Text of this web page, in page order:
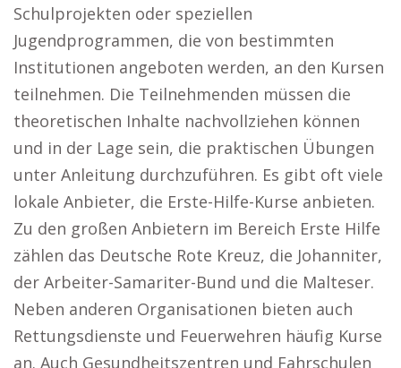
Schulprojekten oder speziellen
Jugendprogrammen, die von bestimmten
Institutionen angeboten werden, an den Kursen
teilnehmen. Die Teilnehmenden müssen die
theoretischen Inhalte nachvollziehen können
und in der Lage sein, die praktischen Übungen
unter Anleitung durchzuführen. Es gibt oft viele
lokale Anbieter, die Erste-Hilfe-Kurse anbieten.
Zu den großen Anbietern im Bereich Erste Hilfe
zählen das Deutsche Rote Kreuz, die Johanniter,
der Arbeiter-Samariter-Bund und die Malteser.
Neben anderen Organisationen bieten auch
Rettungsdienste und Feuerwehren häufig Kurse
an. Auch Gesundheitszentren und Fahrschulen